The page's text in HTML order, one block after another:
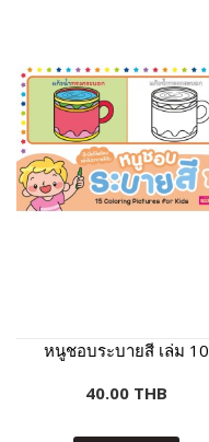
หนูชอบระบายสี เล่ม 10
40.00 THB